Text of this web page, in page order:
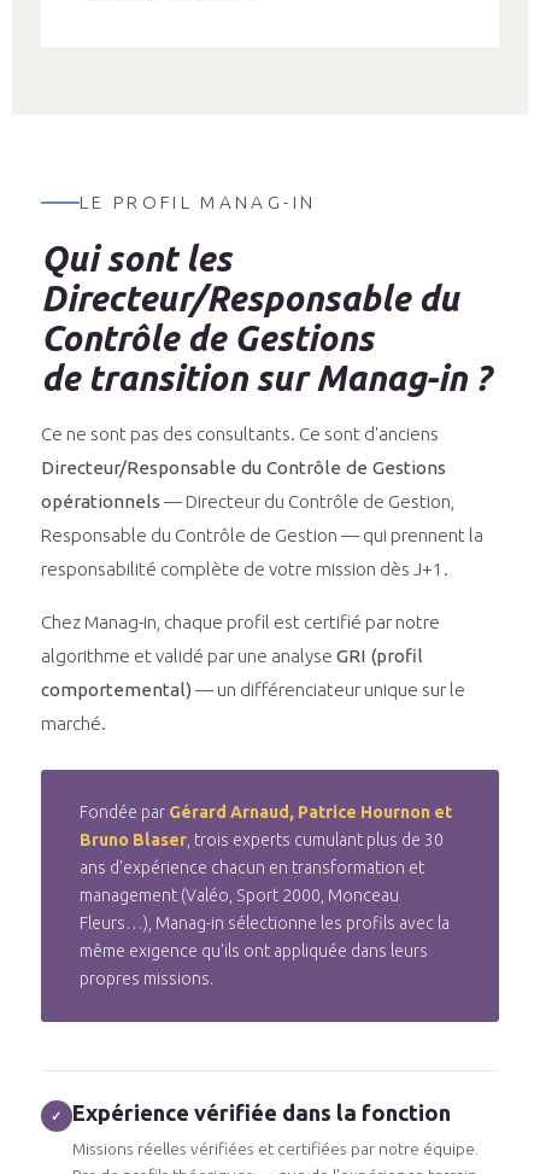
LE PROFIL MANAG-IN
Qui sont les
Directeur/Responsable du
Contrôle de Gestions
de transition sur Manag-in ?
Ce ne sont pas des consultants. Ce sont d'anciens
Directeur/Responsable du Contrôle de Gestions
opérationnels — Directeur du Contrôle de Gestion,
Responsable du Contrôle de Gestion — qui prennent la
responsabilité complète de votre mission dès J+1.
Chez Manag-in, chaque profil est certifié par notre
algorithme et validé par une analyse GRI (profil
comportemental) — un différenciateur unique sur le
marché.
Fondée par Gérard Arnaud, Patrice Hournon et
Bruno Blaser, trois experts cumulant plus de 30
ans d'expérience chacun en transformation et
management (Valéo, Sport 2000, Monceau
Fleurs…), Manag-in sélectionne les profils avec la
même exigence qu'ils ont appliquée dans leurs
propres missions.
✓ Expérience vérifiée dans la fonction
Missions réelles vérifiées et certifiées par notre équipe.